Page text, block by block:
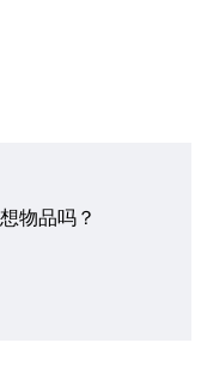
物品吗？